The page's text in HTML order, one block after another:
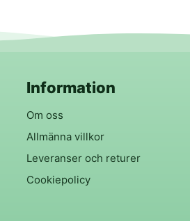
Information
Om oss
Allmänna villkor
Leveranser och returer
Cookiepolicy